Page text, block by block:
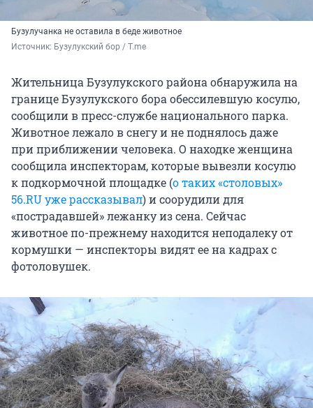
Бузулучанка не оставила в беде животное
Источник: Бузулукский бор / T.me
Жительница Бузулукского района обнаружила на
границе Бузулукского бора обессилевшую косулю,
сообщили в пресс-службе национального парка.
Животное лежало в снегу и не поднялось даже
при приближении человека. О находке женщина
сообщила инспекторам, которые вывезли косулю
к подкормочной площадке (о таких «столовых»
56.RU уже рассказывал) и соорудили для
«пострадавшей» лежанку из сена. Сейчас
животное по-прежнему находится неподалеку от
кормушки — инспекторы видят ее на кадрах с
фотоловушек.